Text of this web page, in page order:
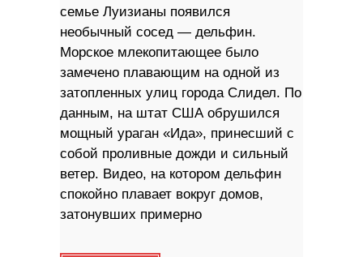
семье Луизианы появился
необычный сосед — дельфин.
Морское млекопитающее было
замечено плавающим на одной из
затопленных улиц города Слидел. По
данным, на штат США обрушился
мощный ураган «Ида», принесший с
собой проливные дожди и сильный
ветер. Видео, на котором дельфин
спокойно плавает вокруг домов,
затонувших примерно